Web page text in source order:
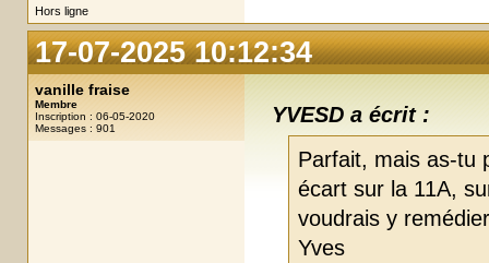
Hors ligne
17-07-2025 10:12:34
vanille fraise
Membre
Inscription : 06-05-2020
Messages : 901
YVESD a écrit :
Parfait, mais as-tu
écart sur la 11A,
voudrais y
Yves